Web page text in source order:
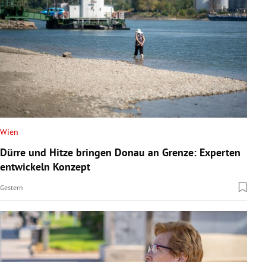
Wien
Dürre und Hitze bringen Donau an Grenze: Experten
entwickeln Konzept
Gestern